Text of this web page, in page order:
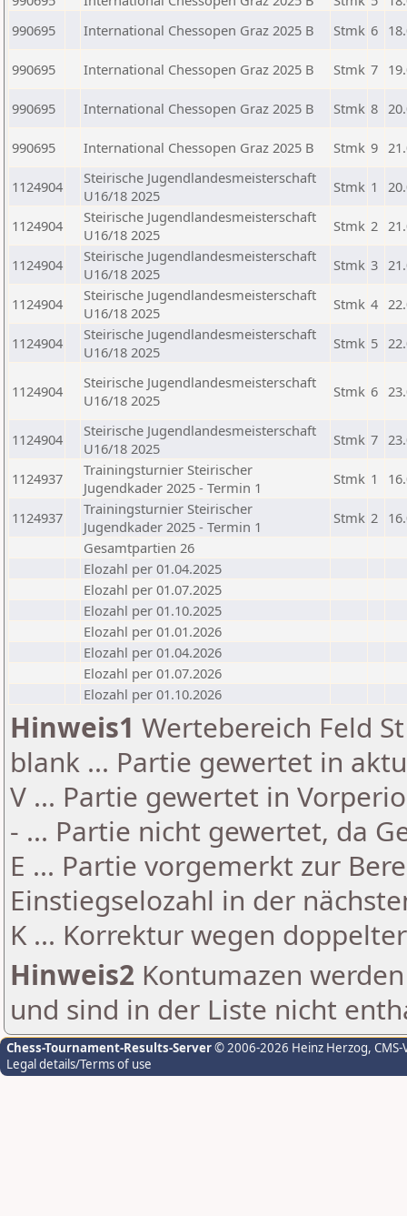
990695
International Chessopen Graz 2025 B Stmk 6
990695 International Chessopen Graz 2025 B Stmk 7
990695 International Chessopen Graz 2025 B Stmk 8
990695 International Chessopen Graz 2025 B Stmk 9
1124904
Steirische Jugendlandesmeisterschaft
U16/18 2025
Stmk 1
1124904
Steirische Jugendlandesmeisterschaft
U16/18 2025
Stmk 2
1124904
Steirische Jugendlandesmeisterschaft
U16/18 2025
Stmk 3
1124904
Steirische Jugendlandesmeisterschaft
U16/18 2025
Stmk 4
1124904
Steirische Jugendlandesmeisterschaft
U16/18 2025
Stmk 5
1124904
Steirische Jugendlandesmeisterschaft
U16/18 2025
Stmk 6
1124904
Steirische Jugendlandesmeisterschaft
U16/18 2025
Stmk 7
1124937
Trainingsturnier Steirischer
Jugendkader 2025 - Termin 1
Stmk 1
1124937
Trainingsturnier Steirischer
Jugendkader 2025 - Termin 1
Stmk 2
Gesamtpartien 26
Elozahl per 01.04.2025
Elozahl per 01.07.2025
Elozahl per 01.10.2025
Elozahl per 01.01.2026
Elozahl per 01.04.2026
Elozahl per 01.07.2026
Elozahl per 01.10.2026
Hinweis1 Wertebereich Feld
blank ... Partie gewertet in
V ... Partie gewertet in
- ... Partie nicht gewertet, da
E ... Partie vorgemerkt zur
Einstiegselozahl in der
K ... Korrektur wegen
Hinweis2 Kontumazen
und sind in der Liste nicht
Chess-Tournament-Results-Server© 2006-2026 Heinz Herzog,
Legal details/Terms of use